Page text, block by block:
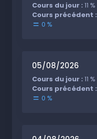
Cours du jour : 11 %
Cours précédent :
0 %
05/08/2026
Cours du jour : 11 %
Cours précédent :
0 %